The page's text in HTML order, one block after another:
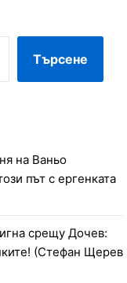
Търсене
на Ваньо
път с ергенката
срещу Дочев:
(Стефан Щерев